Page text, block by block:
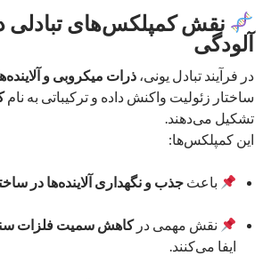
نقش کمپلکس‌های
آلودگی
در فرآیند تبادل یونی، ذرات میکروبی و
ساختار زئولیت واکنش داده و ترکیباتی به نام
تشکیل می‌دهند.
این کمپلکس‌ها:
باعثجذب و نگهداری آلاینده‌ها در
نقش مهمی درکاهش سمیت فلزات
ایفا می‌کنند.